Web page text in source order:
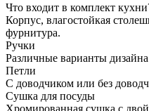
Что входит в комплект
Корпус, влагостойкая
фурнитура.
Ручки
Различные варианты
Петли
С доводчиком или без
Сушка для посуды
Хромированная сушка с